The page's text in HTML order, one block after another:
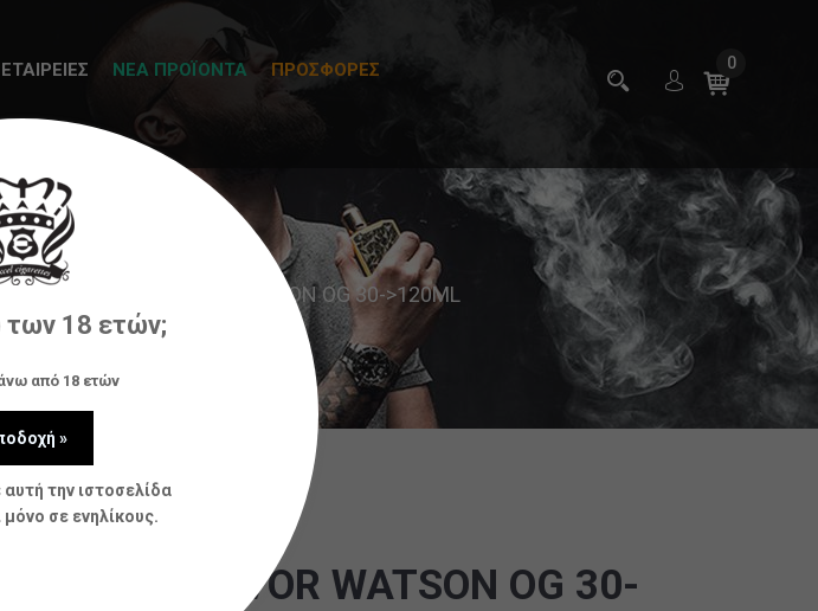
ΕΤΑΙΡΕΙΕΣ ΝΕΑ ΠΡΟΪΟΝΤΑ
ΠΡΟΣΦΟΡΕΣ
0
OPMH FLAVOR WATSON OG 30->120ML
OPMH FLAVOR WATSON OG 30-
των 18 ετών;
από 18 ετών
την ιστοσελίδα
σε ενηλίκους.